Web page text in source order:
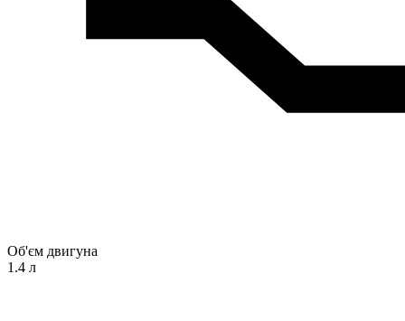
Об'єм двигуна
1.4 л